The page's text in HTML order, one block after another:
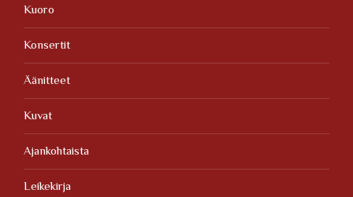
Kuoro
Konsertit
Äänitteet
Kuvat
Ajankohtaista
Leikekirja